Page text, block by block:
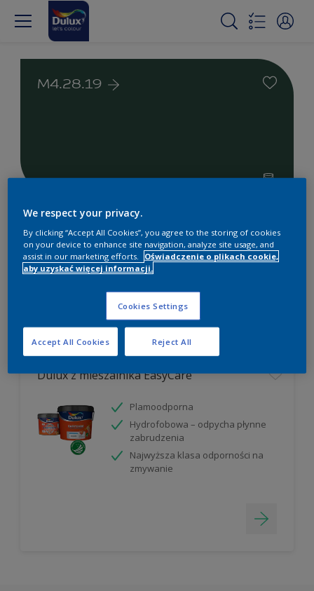
M4.28.19
Farby białe i kolorowe do
wnętrz i na zewnątrz
1Produkty znalezione
Filter
Dulux z mieszalnika EasyCare
Plamoodporna
Hydrofobowa – odpycha płynne
zabrudzenia
Najwyższa klasa odporności na
zmywanie
We respect your privacy.
By clicking “Accept All Cookies”, you agree to the storing of cookies
on your device to enhance site navigation, analyze site usage, and
assist in our marketing efforts.
Oświadczenie o plikach cookie,
aby uzyskać więcej informacji.
Cookies Settings
Reject All
Accept All Cookies